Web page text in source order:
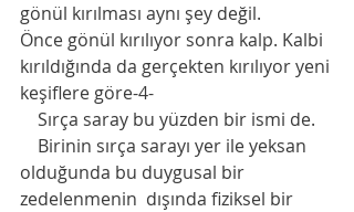
gönül kırılması aynı şey değil.
Önce gönül kırılıyor sonra kalp. Kalbi
kırıldığında da gerçekten kırılıyor yeni
keşiflere göre-4-
Sırça saray bu yüzden bir ismi de.
Birinin sırça sarayı yer ile yeksan
olduğunda bu duygusal bir
zedelenmenin  dışında fiziksel bir